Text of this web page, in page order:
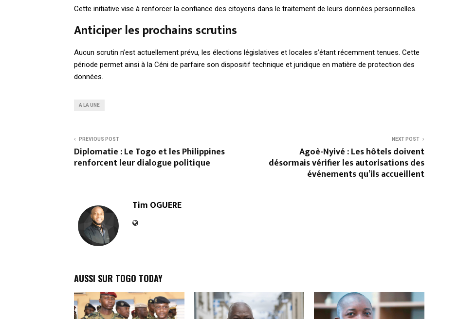
Cette initiative vise à renforcer la confiance des citoyens dans le traitement de leurs données personnelles.
Anticiper les prochains scrutins
Aucun scrutin n’est actuellement prévu, les élections législatives et locales s’étant récemment tenues. Cette
période permet ainsi à la Céni de parfaire son dispositif technique et juridique en matière de protection des
données.
A LA UNE
PREVIOUS POST
Diplomatie : Le Togo et les Philippines
renforcent leur dialogue politique
NEXT POST
Agoè-Nyivé : Les hôtels doivent
désormais vérifier les autorisations des
événements qu’ils accueillent
Tim OGUERE
AUSSI SUR TOGO TODAY